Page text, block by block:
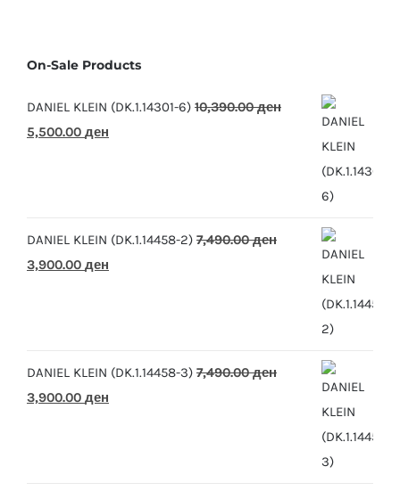
On-Sale Products
DANIEL KLEIN (DK.1.14301-6) 10,390.00ден
Original
5,500.00 ден
DANIEL KLEIN (DK.1.14458-2) 7,490.00ден
Original
3,900.00 ден
DANIEL KLEIN (DK.1.14458-3) 7,490.00ден
Original
3,900.00 ден